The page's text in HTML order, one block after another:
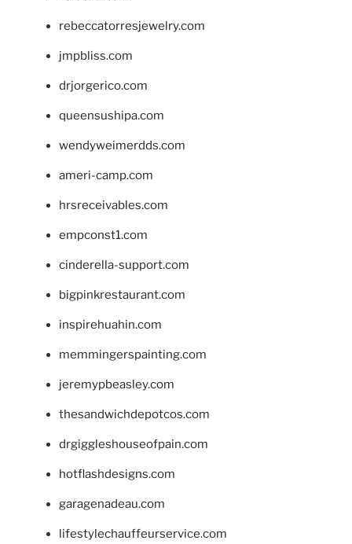
rebeccatorresjewelry.com
jmpbliss.com
drjorgerico.com
queensushipa.com
wendyweimerdds.com
ameri-camp.com
hrsreceivables.com
empconst1.com
cinderella-support.com
bigpinkrestaurant.com
inspirehuahin.com
memmingerspainting.com
jeremypbeasley.com
thesandwichdepotcos.com
drgiggleshouseofpain.com
hotflashdesigns.com
garagenadeau.com
lifestylechauffeurservice.com